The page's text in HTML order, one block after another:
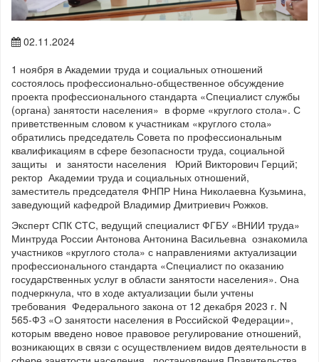
02.11.2024
1 ноября в Академии труда и социальных отношений
состоялось профессионально-общественное обсуждение
проекта профессионального стандарта «Специалист службы
(органа) занятости населения» в форме «круглого стола». С
приветственным словом к участникам «круглого стола»
обратились председатель Совета по профессиональным
квалификациям в сфере безопасности труда, социальной
защиты и занятости населения Юрий Викторович Герций;
ректор Академии труда и социальных отношений,
заместитель председателя ФНПР Нина Николаевна Кузьмина,
заведующий кафедрой Владимир Дмитриевич Рожков.
Эксперт СПК СТС, ведущий специалист ФГБУ «ВНИИ труда»
Минтруда России Антонова Антонина Васильевна ознакомила
участников «круглого стола» с направлениями актуализации
профессионального стандарта «Специалист по оказанию
государcтвенных услуг в области занятости населения». Она
подчеркнула, что в ходе актуализации были учтены
требования Федерального закона от 12 декабря 2023 г. N
565-ФЗ «О занятости населения в Российской Федерации»,
которым введено новое правовое регулирование отношений,
возникающих в связи с осуществлением видов деятельности в